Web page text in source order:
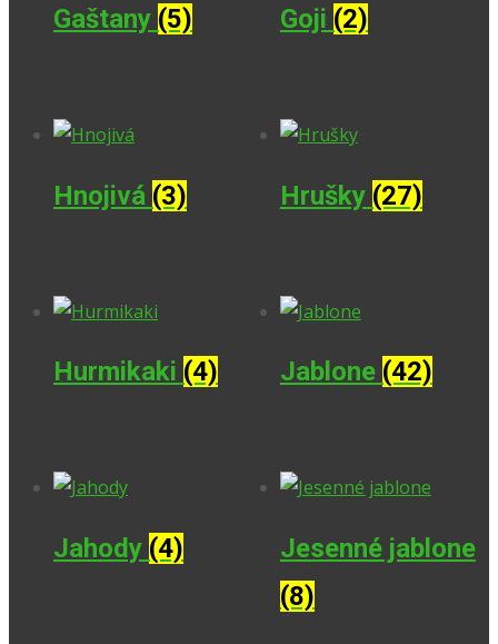
Gaštany (5) Goji (2)
Hnojivá (3) Hrušky (27)
Hurmikaki (4) Jablone (42)
Jahody (4)
Jesenné jablone
(8)